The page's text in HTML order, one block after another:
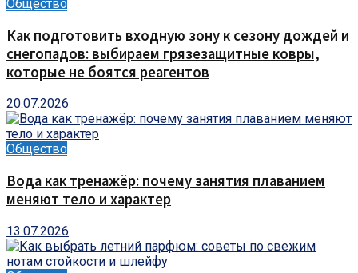
Общество
Как подготовить входную зону к сезону дождей и
снегопадов: выбираем грязезащитные ковры,
которые не боятся реагентов
20.07.2026
Общество
Вода как тренажёр: почему занятия плаванием
меняют тело и характер
13.07.2026